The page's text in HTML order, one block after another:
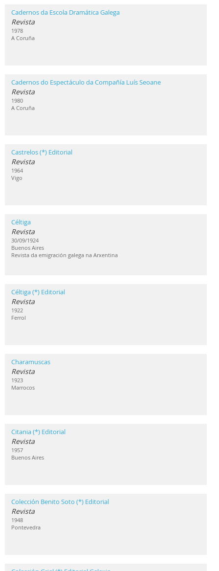
Cadernos da Escola Dramática Galega
Revista
1978
A Coruña
Cadernos do Espectáculo da Compañía Luís Seoane
Revista
1980
A Coruña
Castrelos (*) Editorial
Revista
1964
Vigo
Céltiga
Revista
30/09/1924
Buenos Aires
Revista da emigración galega na Arxentina
Céltiga (*) Editorial
Revista
1922
Ferrol
Charamuscas
Revista
1923
Marrocos
Citania (*) Editorial
Revista
1957
Buenos Aires
Colección Benito Soto (*) Editorial
Revista
1948
Pontevedra